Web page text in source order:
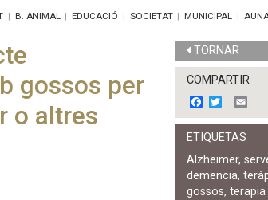
B. ANIMAL EDUCACIÓ SOCIETAT MUNICIPAL
gossos per
o altres
TORNAR
COMPARTIR
F
a
c
e
b
o
o
k
w
i
t
e
r
m
a
ETIQUETAS
Alzheimer,
demencia,
gossos,terapia